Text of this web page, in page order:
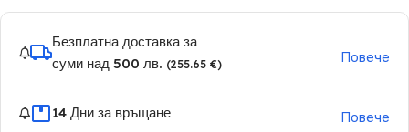
Безплатна доставка за
суми над 500 лв. (255.65 €) Повече
14 Дни за връщане Повече